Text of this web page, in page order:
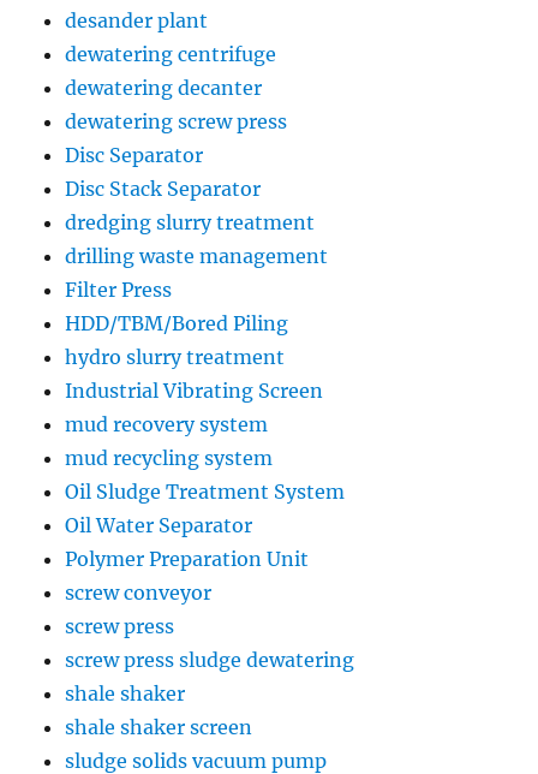
desander plant
dewatering centrifuge
dewatering decanter
dewatering screw press
Disc Separator
Disc Stack Separator
dredging slurry treatment
drilling waste management
Filter Press
HDD/TBM/Bored Piling
hydro slurry treatment
Industrial Vibrating Screen
mud recovery system
mud recycling system
Oil Sludge Treatment System
Oil Water Separator
Polymer Preparation Unit
screw conveyor
screw press
screw press sludge dewatering
shale shaker
shale shaker screen
sludge solids vacuum pump